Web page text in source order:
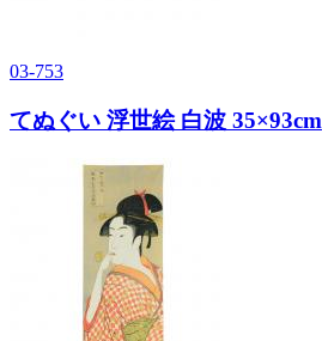
03-753
てぬぐい 浮世絵 白波 35×93cm